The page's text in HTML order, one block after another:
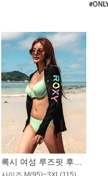
록시 여성 루즈핏 후드 래쉬가드 WT900BRX